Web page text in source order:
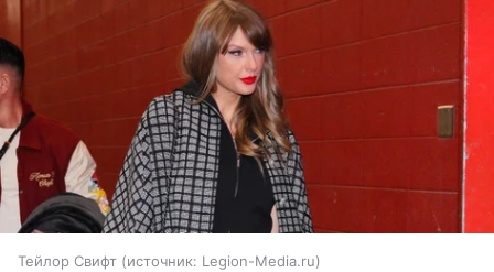
Тейлор Свифт источник: Legion-Media.ru